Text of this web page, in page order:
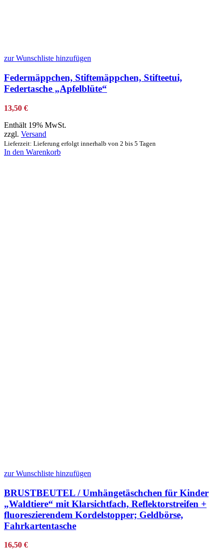
zur Wunschliste hinzufügen
Federmäppchen, Stiftemäppchen, Stifteetui,
Federtasche „Apfelblüte“
13,50 €
Enthält 19% MwSt.
zzgl. Versand
Lieferzeit: Lieferung erfolgt innerhalb von 2 bis 5 Tagen
In den Warenkorb
zur Wunschliste hinzufügen
BRUSTBEUTEL / Umhängetäschchen für Kinder
„Waldtiere“ mit Klarsichtfach, Reflektorstreifen +
fluoreszierendem Kordelstopper; Geldbörse,
Fahrkartentasche
16,50 €